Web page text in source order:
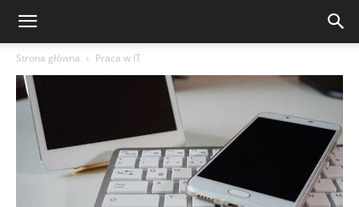
Strona główna Praca w IT